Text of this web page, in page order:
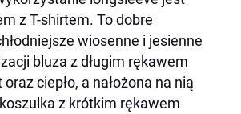
z T-shirtem. To dobre
wiosenne i jesienne
bluza z długim rękawem
ciepło, a nałożona na nią
z krótkim rękawem